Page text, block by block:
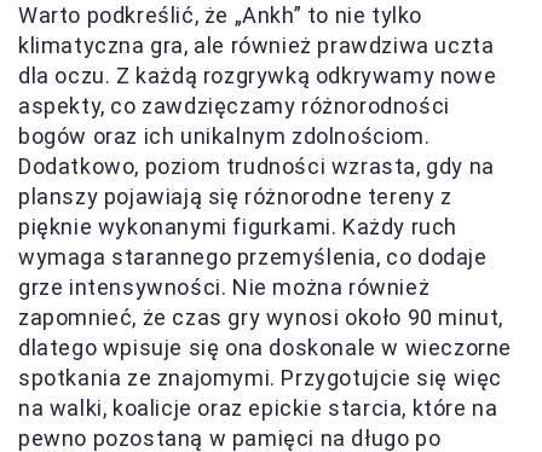
Warto podkreślić, że „Ankh” to nie tylko
klimatyczna gra, ale również prawdziwa uczta
dla oczu. Z każdą rozgrywką odkrywamy nowe
aspekty, co zawdzięczamy różnorodności
bogów oraz ich unikalnym zdolnościom.
Dodatkowo, poziom trudności wzrasta, gdy na
planszy pojawiają się różnorodne tereny z
pięknie wykonanymi figurkami. Każdy ruch
wymaga starannego przemyślenia, co dodaje
grze intensywności. Nie można również
zapomnieć, że czas gry wynosi około 90 minut,
dlatego wpisuje się ona doskonale w wieczorne
spotkania ze znajomymi. Przygotujcie się więc
na walki, koalicje oraz epickie starcia, które na
pewno pozostaną w pamięci na długo po